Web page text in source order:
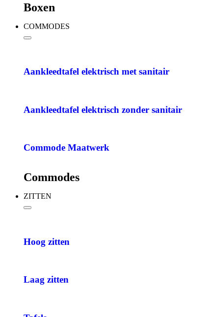
Boxen
COMMODES
Aankleedtafel elektrisch met sanitair
Aankleedtafel elektrisch zonder sanitair
Commode Maatwerk
Commodes
ZITTEN
Hoog zitten
Laag zitten